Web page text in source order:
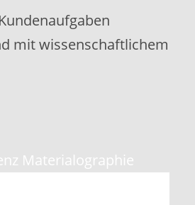
mit wissenschaftlichem